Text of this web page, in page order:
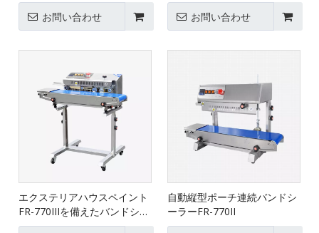
お問い合わせ お問い合わせ
エクステリアハウスペイント
FR-770IIIを備えたバンドシー
ラーマシン水平モデル
自動縦型ポーチ連続バンドシ
ーラーFR-770II